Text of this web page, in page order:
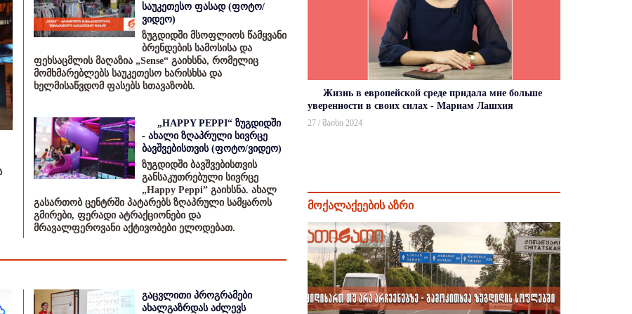
საუკეთესო ფასად (ფოტო/
ვიდეო)
ზუგდიდში მსოფლიოს წამყვანი
ბრენდების სამოსისა და
ფეხსაცმლის მაღაზია „Sense“ გაიხსნა, რომელიც
მომხმარებლებს საუკეთესო ხარისხსა და
ხელმისაწვდომ ფასებს სთავაზობს.
„HAPPY PEPPI“ ზუგდიდში
- ახალი ზღაპრული სივრცე
ბავშვებისთვის (ფოტო/ვიდეო)
ზუგდიდში ბავშვებისთვის
განსაკუთრებული სივრცე
„Happy Peppi” გაიხსნა. ახალ
გასართობ ცენტრში პატარებს ზღაპრული სამყაროს
გმირები, ფერადი ატრაქციონები და
მრავალფეროვანი აქტივობები ელოდებათ.
გაცვლითი პროგრამები
ახალგაზრდას აძლევს
Жизнь в европейской среде придала мне больше
уверенности в своих силах - Мариам Лашхия
27 / მაისი 2024
მოქალაქეების აზრი